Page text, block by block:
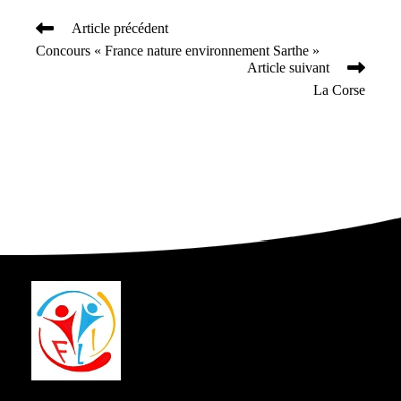
Read
more
Article précédent
Concours « France nature environnement Sarthe »
Article suivant
La Corse